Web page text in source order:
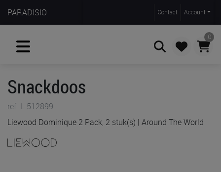
PARADISIO Contact Account
0
Snackdoos
ref. L-512899
Liewood Dominique 2 Pack, 2 stuk(s) | Around The World